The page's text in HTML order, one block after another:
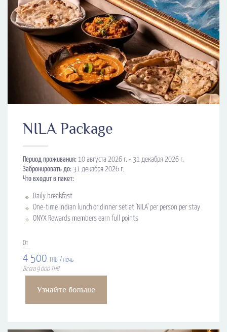
NILA Package
Период проживания: 10 августа 2026 г. - 31 декабря 2026 г.
Забронировать до: 31 декабря 2026 г.
Что входит в пакет:
Daily breakfast
One-time Indian lunch or dinner set at 'NILA’ per person per stay
ONYX Rewards members earn full points
От
4 500 THB / ночь
Всего 9 000 THB
Узнайте больше